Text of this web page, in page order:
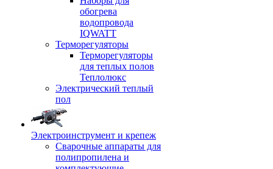
обогрева
водопровода
IQWATT
Терморегуляторы
Терморегуляторы
для теплых полов
Теплолюкс
Электрический теплый
пол
Электроинструмент и крепеж
Сварочные аппараты для
полипропилена и